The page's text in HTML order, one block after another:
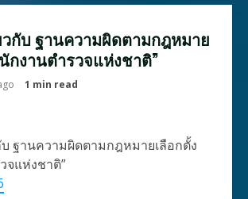
วกับ ฐานความผิดตามกฎหมาย
กงานตำรวจแห่งชาติ”
1 min read
บ ฐานความผิดตามกฎหมายเลือกตั้ง
จแห่งชาติ”